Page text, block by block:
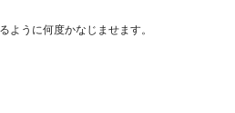
うに何度かなじませます。